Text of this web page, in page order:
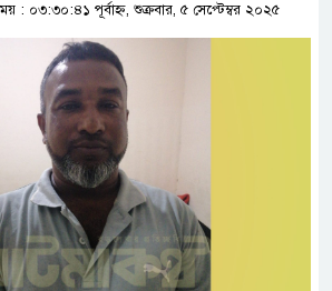
: ০৩:৩০:৪১ পূর্বাহ্ন, শুক্রবার, ৫ সেপ্টেম্বর ২০২৫